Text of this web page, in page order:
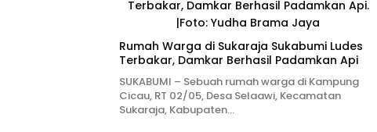
Rumah Warga di Sukaraja Sukabumi Ludes
Terbakar, Damkar Berhasil Padamkan Api
SUKABUMI – Sebuah rumah warga di Kampung
Cicau, RT 02/05, Desa Selaawi, Kecamatan
Sukaraja, Kabupaten…